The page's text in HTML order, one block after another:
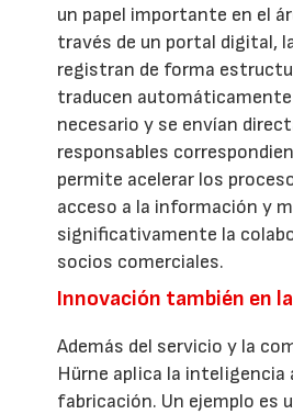
un papel importante en el
través de un portal digital,
registran de forma
traducen automáticamente
necesario y se envían
responsables
permite acelerar los
acceso a la información y
significativamente la
socios comerciales.
Innovación también en
Además del servicio y la
Hürne aplica la inteligencia
fabricación. Un ejemplo es